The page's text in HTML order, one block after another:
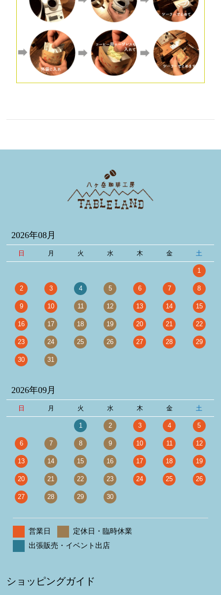
2026年08月
日 月 火 水 木 金 土
1
2 3 4 5 6 7 8
9 10 11 12 13 14 15
16 17 18 19 20 21 22
23 24 25 26 27 28 29
30 31
2026年09月
日 月 火 水 木 金 土
1 2 3 4 5
6 7 8 9 10 11 12
13 14 15 16 17 18 19
20 21 22 23 24 25 26
27 28 29 30
営業日
定休日・臨時休業
出張販売・イベント出店
ショッピングガイド